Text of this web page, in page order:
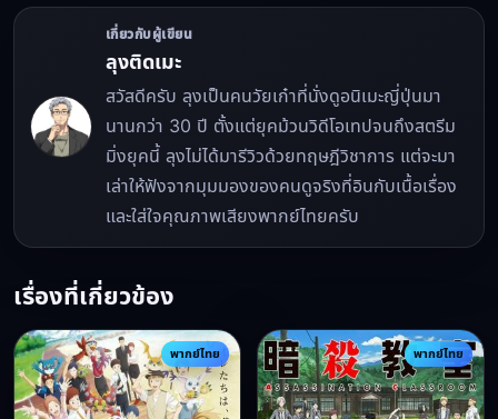
เกี่ยวกับผู้เขียน
ลุงติดเมะ
สวัสดีครับ ลุงเป็นคนวัยเก๋าที่นั่งดูอนิเมะญี่ปุ่นมา
นานกว่า 30 ปี ตั้งแต่ยุคม้วนวิดีโอเทปจนถึงสตรีม
มิ่งยุคนี้ ลุงไม่ได้มารีวิวด้วยทฤษฎีวิชาการ แต่จะมา
เล่าให้ฟังจากมุมมองของคนดูจริงที่อินกับเนื้อเรื่อง
และใส่ใจคุณภาพเสียงพากย์ไทยครับ
เรื่องที่เกี่ยวข้อง
พากย์ไทย พากย์ไทย